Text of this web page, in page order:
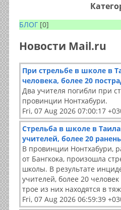
БЛОГ [0]
Новости Mail.ru
При стрельбе в школе в
человека, более 20
Два учителя погибли при
провинции Нонтхабури.
Fri, 07 Aug 2026 07:00:17
Стрельба в школе в
учителей, более 20
В провинции Нонтхабури,
от Бангкока, произошла
школы. В результате
учителей, более 20
трое из них находятся в
Fri, 07 Aug 2026 06:59:39